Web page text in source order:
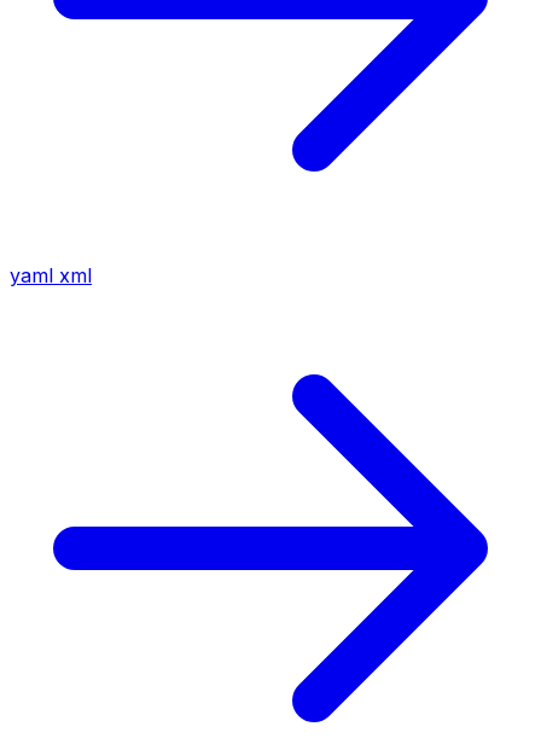
yaml xml